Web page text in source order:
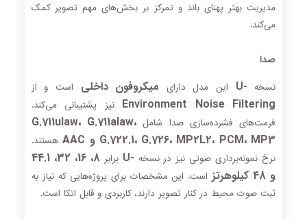
مدیریت بهتر پهنای باند و تمرکز بر بخش‌های مهم تصویر کمک
می‌کند.
صدا
نسخه -U این مدل دارای میکروفون داخلی است و از
Environment Noise Filtering نیز پشتیبانی می‌کند.
فرمت‌های فشرده‌سازی صدا شامل G.711ulaw، G.711alaw،
G.722.1، G.726، MP2L2، PCM، MP3 و AAC
هستند.
نرخ نمونه‌برداری صوتی نیز در نسخه -U برابر
8، 16، 32، 44.1
و 48 کیلوهرتز
است. این مشخصات برای پروژه‌هایی که نیاز به
ثبت صوت محیط در کنار تصویر دارند، کاربردی و قابل اتکا است.